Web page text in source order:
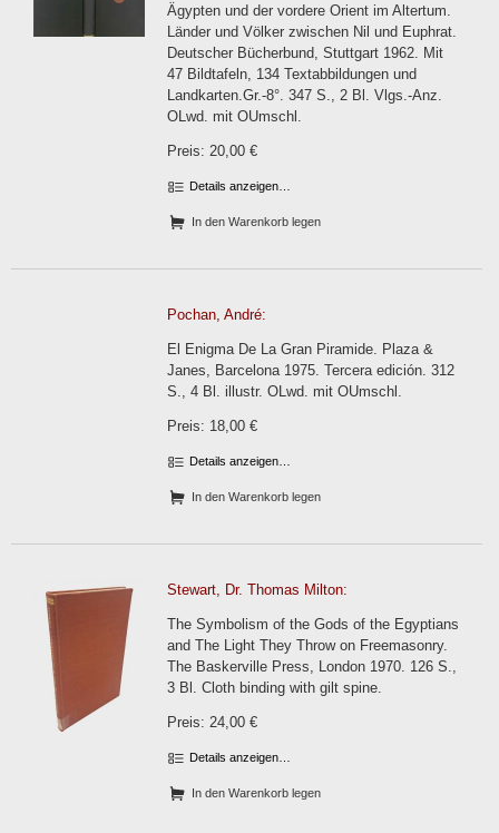
Ägypten und der vordere Orient im Altertum.
Länder und Völker zwischen Nil und Euphrat.
Deutscher Bücherbund, Stuttgart 1962. Mit
47 Bildtafeln, 134 Textabbildungen und
Landkarten.Gr.-8°. 347 S., 2 Bl. Vlgs.-Anz.
OLwd. mit OUmschl.
Preis: 20,00 €
Details anzeigen…
In den Warenkorb legen
Pochan, André:
El Enigma De La Gran Piramide. Plaza &
Janes, Barcelona 1975. Tercera edición. 312
S., 4 Bl. illustr. OLwd. mit OUmschl.
Preis: 18,00 €
Details anzeigen…
In den Warenkorb legen
Stewart, Dr. Thomas Milton:
The Symbolism of the Gods of the Egyptians
and The Light They Throw on Freemasonry.
The Baskerville Press, London 1970. 126 S.,
3 Bl. Cloth binding with gilt spine.
Preis: 24,00 €
Details anzeigen…
In den Warenkorb legen